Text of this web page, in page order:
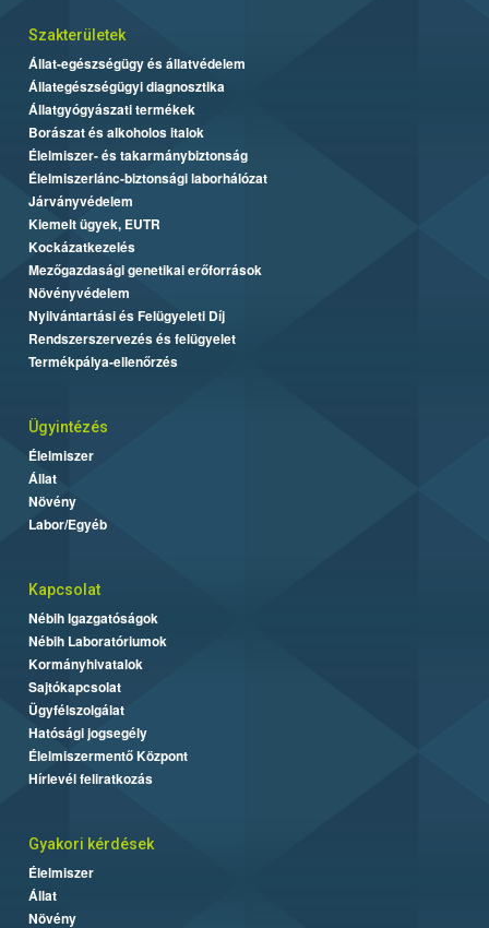
Szakterületek
Állat-egészségügy és állatvédelem
Állategészségügyi diagnosztika
Állatgyógyászati termékek
Borászat és alkoholos italok
Élelmiszer- és takarmánybiztonság
Élelmiszerlánc-biztonsági laborhálózat
Járványvédelem
Kiemelt ügyek, EUTR
Kockázatkezelés
Mezőgazdasági genetikai erőforrások
Növényvédelem
Nyilvántartási és Felügyeleti Díj
Rendszerszervezés és felügyelet
Termékpálya-ellenőrzés
Ügyintézés
Élelmiszer
Állat
Növény
Labor/Egyéb
Kapcsolat
Nébih Igazgatóságok
Nébih Laboratóriumok
Kormányhivatalok
Sajtókapcsolat
Ügyfélszolgálat
Hatósági jogsegély
Élelmiszermentő Központ
Hírlevél feliratkozás
Gyakori kérdések
Élelmiszer
Állat
Növény